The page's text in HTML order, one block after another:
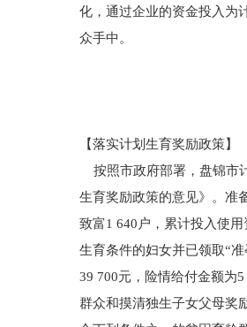
化，通过企业的资金投入为
众手中。
【落实计划生育奖励政策】
按照市政府部署，盘锦市
生育奖励政策的意见》。准
致富1 640户，累计投入使
生育条件的妇女并已领取“
39 700元，险情给付金额为
群众和摸清独生子女父母奖